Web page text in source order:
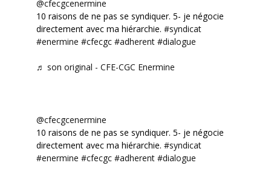
@cfecgcenermine
10 raisons de ne pas se syndiquer. 5- je négocie
directement avec ma hiérarchie. #syndicat
#enermine #cfecgc #adherent #dialogue
♬ son original - CFE-CGC Enermine
@cfecgcenermine
10 raisons de ne pas se syndiquer. 5- je négocie
directement avec ma hiérarchie. #syndicat
#enermine #cfecgc #adherent #dialogue